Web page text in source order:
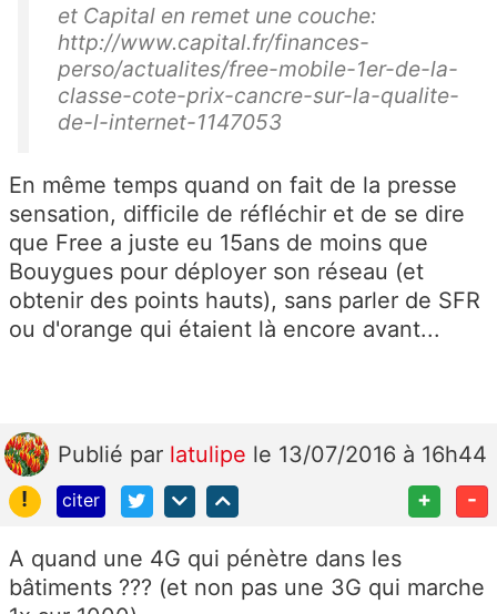
et Capital en remet une couche:
http://www.capital.fr/finances-
perso/actualites/free-mobile-1er-de-la-
classe-cote-prix-cancre-sur-la-qualite-
de-l-internet-1147053
En même temps quand on fait de la presse
sensation, difficile de réfléchir et de se dire
que Free a juste eu 15ans de moins que
Bouygues pour déployer son réseau (et
obtenir des points hauts), sans parler de SFR
ou d'orange qui étaient là encore avant...
Publié par latulipe le 13/07/2016 à 16h44
!
citer + -
A quand une 4G qui pénètre dans les
bâtiments ??? (et non pas une 3G qui marche